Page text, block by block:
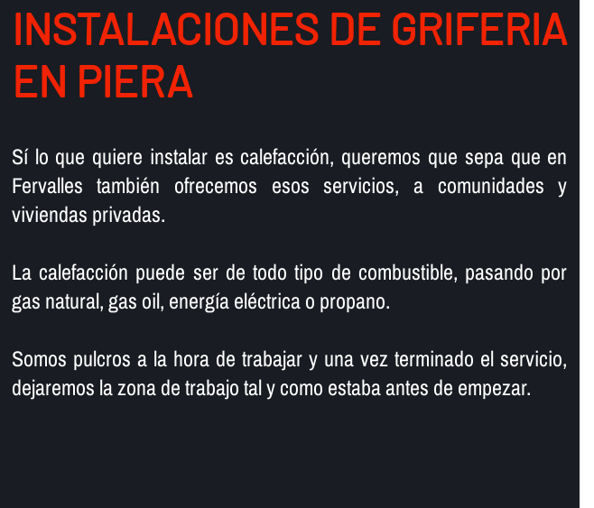
INSTALACIONES DE GRIFERIA
EN PIERA
Sí­ lo que quiere instalar es calefacción, queremos que sepa que en
Fervalles también ofrecemos esos servicios, a comunidades y
viviendas privadas.
La calefacción puede ser de todo tipo de combustible, pasando por
gas natural, gas oil, energí­a eléctrica o propano.
Somos pulcros a la hora de trabajar y una vez terminado el servicio,
dejaremos la zona de trabajo tal y como estaba antes de empezar.